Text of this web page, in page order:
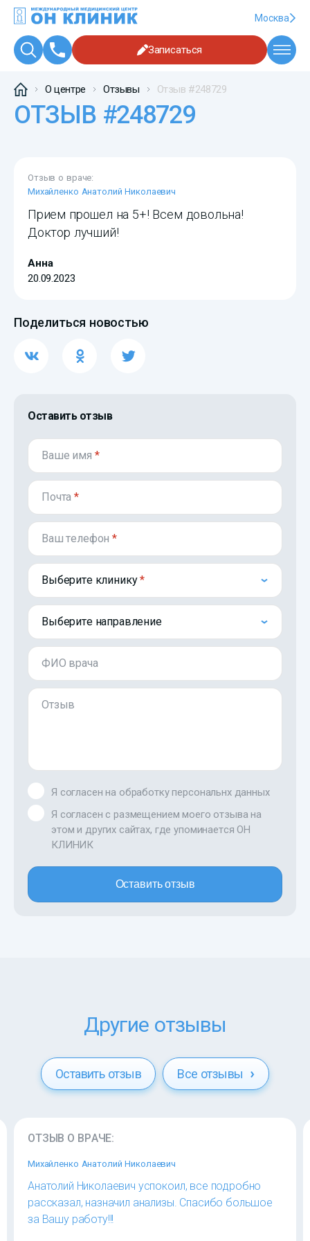
Москва
Записаться
О центре Отзывы Отзыв #248729
ОТЗЫВ #248729
Отзыв о враче:
Михайленко Анатолий Николаевич
Прием прошел на 5+! Всем довольна!
Доктор лучший!
Анна
20.09.2023
Поделиться новостью
Оставить отзыв
Ваше имя *
Почта*
Ваш телефон*
Выберите клинику
Выберите направление
ФИО врача
Отзыв
Я согласен на обработку персональнх данных
Я согласен с размещением моего отзыва на
этом и других сайтах, где упоминается ОН
КЛИНИК
Оставить отзыв
Другие отзывы
Оставить отзыв Все отзывы
ОТЗЫВ О ВРАЧЕ:
Михайленко Анатолий Николаевич
Анатолий Николаевич успокоил, все подробно
рассказал, назначил анализы. Спасибо большое
за Вашу работу!!!